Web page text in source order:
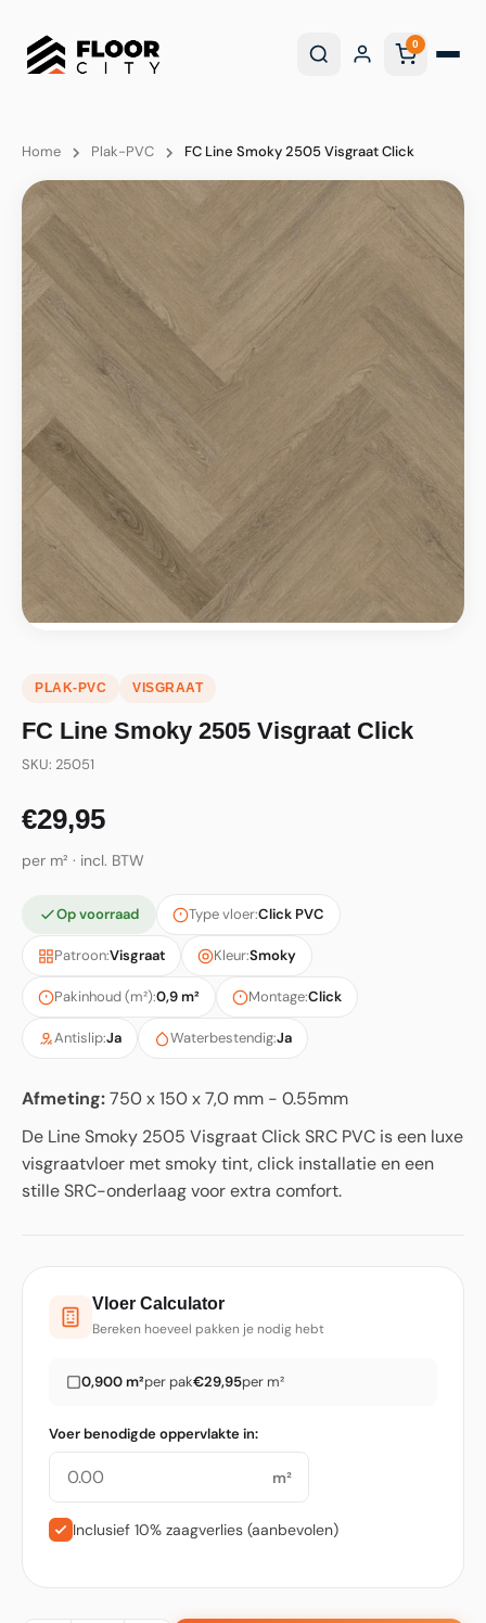
0
Home Plak-PVC FC Line Smoky 2505 Visgraat Click
PLAK-PVC VISGRAAT
FC Line Smoky 2505 Visgraat Click
SKU: 25051
€29,95
per m² · incl. BTW
Op voorraad Type vloer:Click PVC
Patroon:Visgraat Kleur:Smoky
Pakinhoud (m²):0,9 m² Montage:Click
Antislip:Ja Waterbestendig:Ja
Afmeting:750 x 150 x 7,0 mm - 0.55mm
De Line Smoky 2505 Visgraat Click SRC PVC is een luxe
visgraatvloer met smoky tint, click installatie en een
stille SRC-onderlaag voor extra comfort.
Vloer Calculator
Bereken hoeveel pakken je nodig hebt
0,900 m²per pak€29,95per m²
Voer benodigde oppervlakte in:
m²
Inclusief 10% zaagverlies (aanbevolen)